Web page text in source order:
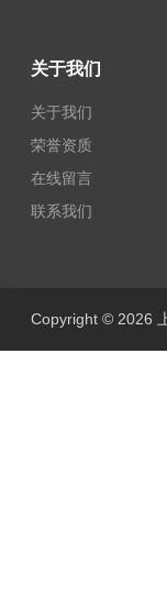
关于我们
关于我们
荣誉资质
在线留言
联系我们
Copyright © 2026